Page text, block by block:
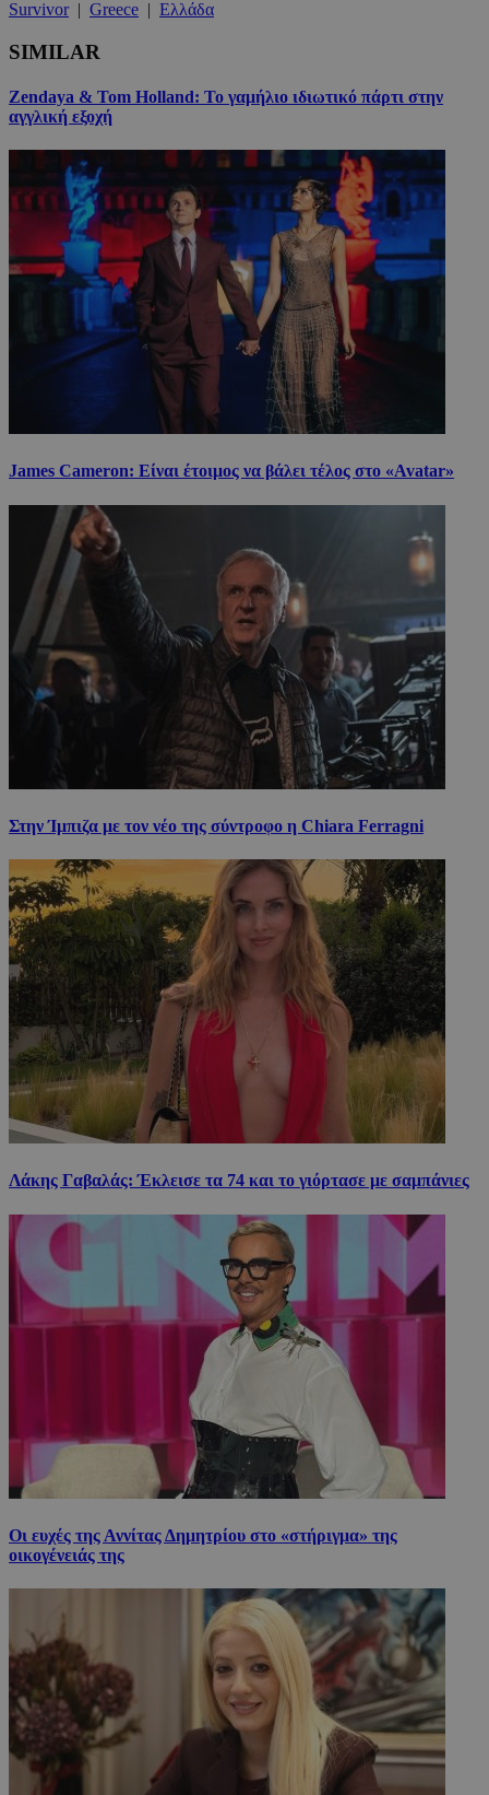
Survivor| Greece | Ελλάδα
SIMILAR
Zendaya & Tom Holland: Το γαμήλιο ιδιωτικό πάρτι στην
αγγλική εξοχή
James Cameron: Είναι έτοιμος να βάλει τέλος στο «Avatar»
Στην Ίμπιζα με τον νέο της σύντροφο η Chiara Ferragni
Λάκης Γαβαλάς: Έκλεισε τα 74 και το γιόρτασε με σαμπάνιες
Οι ευχές της Αννίτας Δημητρίου στο «στήριγμα» της
οικογένειάς της